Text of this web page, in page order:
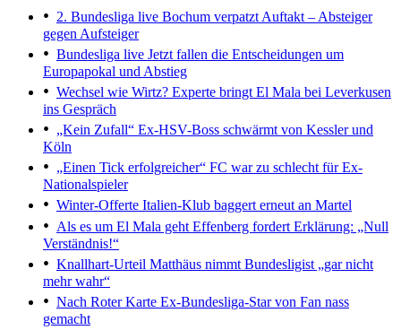
2. Bundesliga live Bochum verpatzt Auftakt – Absteiger
gegen Aufsteiger
Bundesliga live Jetzt fallen die Entscheidungen um
Europapokal und Abstieg
Wechsel wie Wirtz? Experte bringt El Mala bei Leverkusen
ins Gespräch
„Kein Zufall“ Ex-HSV-Boss schwärmt von Kessler und
Köln
„Einen Tick erfolgreicher“ FC war zu schlecht für Ex-
Nationalspieler
Winter-Offerte Italien-Klub baggert erneut an Martel
Als es um El Mala geht Effenberg fordert Erklärung: „Null
Verständnis!“
Knallhart-Urteil Matthäus nimmt Bundesligist „gar nicht
mehr wahr“
Nach Roter Karte Ex-Bundesliga-Star von Fan nass
gemacht